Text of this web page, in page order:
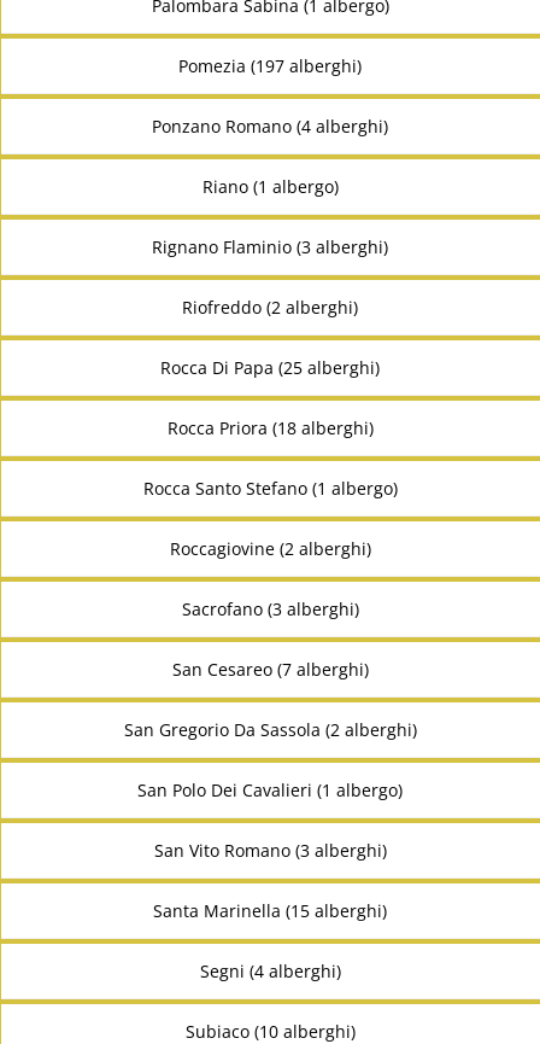
Palombara Sabina (1 albergo)
Pomezia (197 alberghi)
Ponzano Romano (4 alberghi)
Riano (1 albergo)
Rignano Flaminio (3 alberghi)
Riofreddo (2 alberghi)
Rocca Di Papa (25 alberghi)
Rocca Priora (18 alberghi)
Rocca Santo Stefano (1 albergo)
Roccagiovine (2 alberghi)
Sacrofano (3 alberghi)
San Cesareo (7 alberghi)
San Gregorio Da Sassola (2 alberghi)
San Polo Dei Cavalieri (1 albergo)
San Vito Romano (3 alberghi)
Santa Marinella (15 alberghi)
Segni (4 alberghi)
Subiaco (10 alberghi)